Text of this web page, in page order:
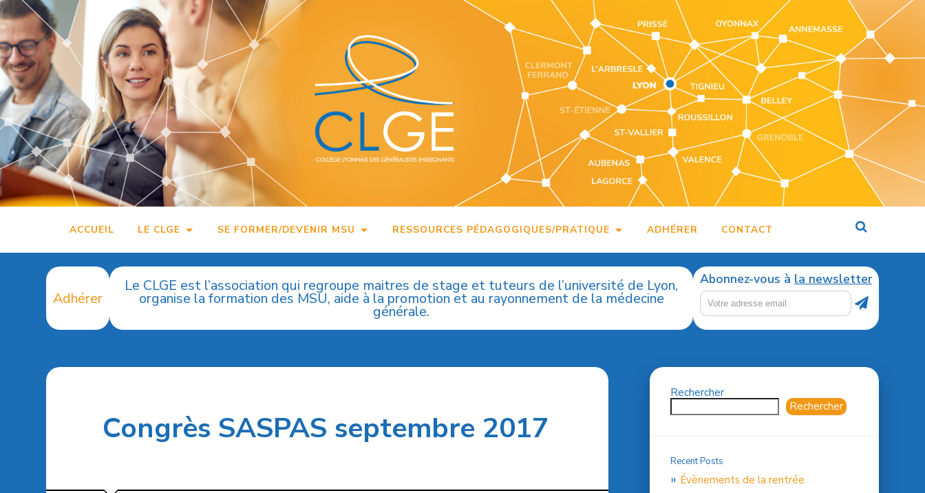
Accéder
au
contenu
principal
ACCUEIL LE CLGE SE FORMER/DEVENIR MSU RESSOURCES PÉDAGOGIQUES/PRATIQUE ADHÉRER CONTACT
Adhérer
Le CLGE est l’association qui regroupe maitres de stage et tuteurs de l’université de Lyon,
organise la formation des MSU, aide à la promotion et au rayonnement de la médecine
générale.
Abonnez-vous à la newsletter
Congrès SASPAS septembre 2017
Rechercher
Rechercher
Recent Posts
Évènements de la rentrée